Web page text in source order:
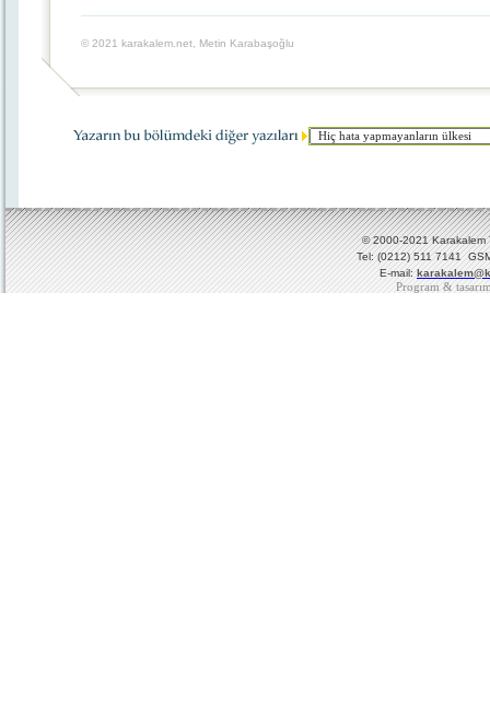
© 2021 karakalem.net, Metin Karabaşoğlu
© 2000-2021 Karakalem
Tel: (0212) 511 7141
E-mail:
Program &